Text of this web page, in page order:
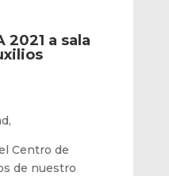
2021 a sala
Centro de
de nuestro